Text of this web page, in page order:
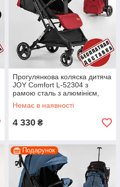
Прогулянкова коляска дитяча
JOY Comfort L-52304 з
рамою сталь з алюмінієм,
чохлом на ноги та
підсклянником
Немає в наявності
4 330 ₴
Подарунок